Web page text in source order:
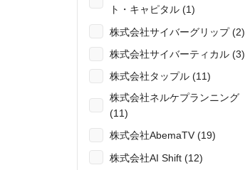
ト・キャピタル (1)
株式会社サイバーグリップ (2)
株式会社サイバーティカル (3)
株式会社タップル (11)
株式会社ネルケプランニング
(11)
株式会社AbemaTV (19)
株式会社AI Shift (12)